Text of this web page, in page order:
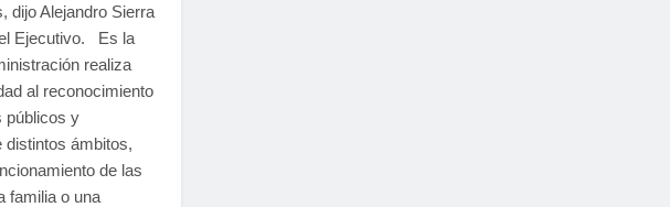
dijo Alejandro Sierra
Ejecutivo. Es la
realiza
al reconocimiento
públicos y
distintos ámbitos,
de las
familia o una